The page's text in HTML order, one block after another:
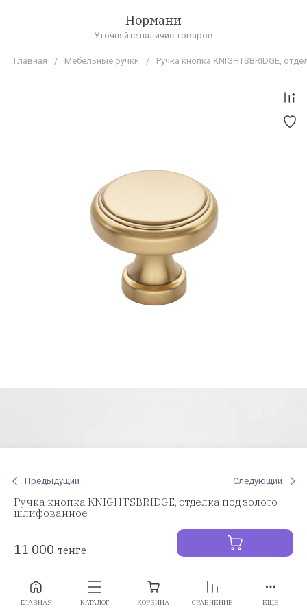
Нормани
Уточняйте наличие товаров
Главная / Мебельные ручки / Ручка кнопка KNIGHTSBRIDGE,
Предыдущий Следующий
Ручка кнопка KNIGHTSBRIDGE, отделка под золото
шлифованное
11 000 тенге
Заказать
ГЛАВНАЯ КАТАЛОГ КОРЗИНА СРАВНЕНИЕ ЕЩЕ